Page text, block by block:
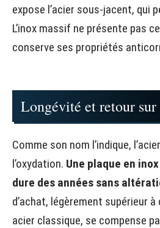
expose l’acier sous-jacent, qui
L’inox massif ne présente pas
conserve ses propriétés
Longévité et retour sur
Comme son nom l’indique,
l’oxydation. Une plaque en
dure des années sans
d’achat, légèrement supérieur à
acier classique, se compense